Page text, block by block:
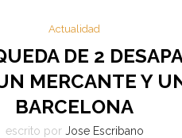
Actualidad
DE 2
MERCANTE Y
BARCELONA
escrito por Jose Escribano